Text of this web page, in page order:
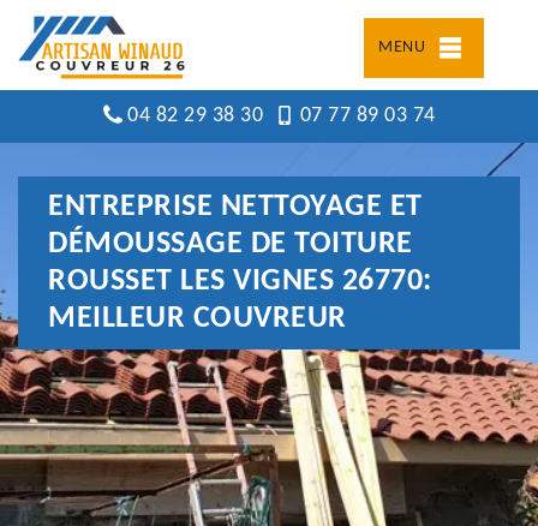
MENU
04 82 29 38 30 07 77 89 03 74
ENTREPRISE NETTOYAGE ET
DÉMOUSSAGE DE TOITURE
ROUSSET LES VIGNES 26770:
MEILLEUR COUVREUR